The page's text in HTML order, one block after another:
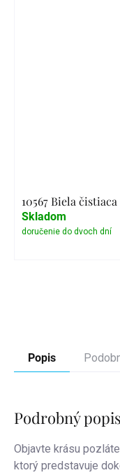
10567 Biela
Skladom
Popis
Podrobný popis
Objavte krásu
ktorý predstavuje